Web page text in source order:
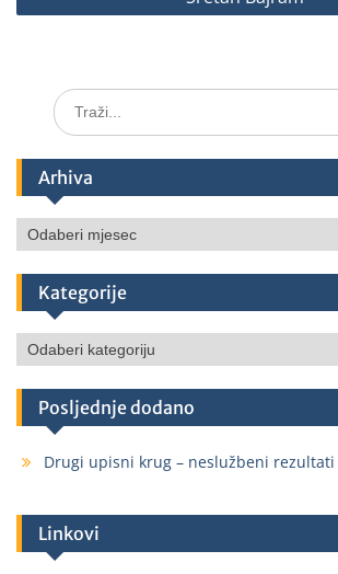
Arhiva
Kategorije
Posljednje dodano
Drugi upisni krug – neslužbeni rezultati
Linkovi